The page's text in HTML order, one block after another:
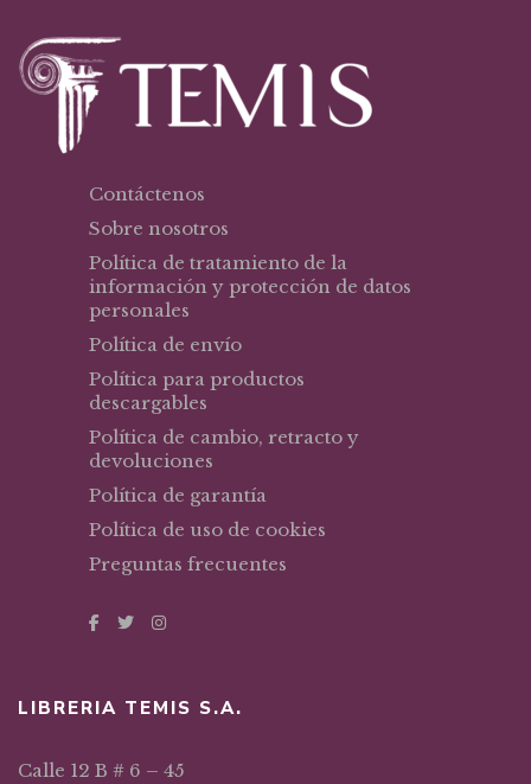
Contáctenos
Sobre nosotros
Política de tratamiento de la
información y protección de datos
personales
Política de envío
Política para productos
descargables
Política de cambio, retracto y
devoluciones
Política de garantía
Política de uso de cookies
Preguntas frecuentes
LIBRERIA TEMIS S.A.
Calle 12 B # 6 – 45